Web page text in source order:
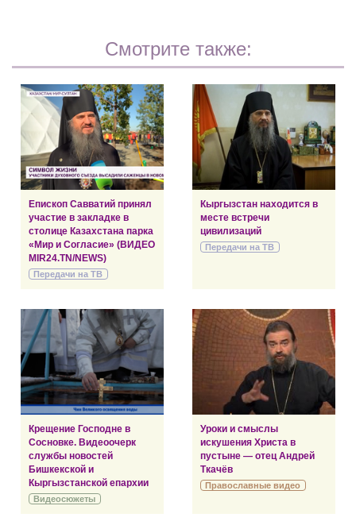
Смотрите также:
Епископ Савватий принял
участие в закладке в
столице Казахстана парка
«Мир и Согласие» (ВИДЕО
MIR24.TN/NEWS)
Передачи на ТВ
Кыргызстан находится в
месте встречи
цивилизаций
Передачи на ТВ
Крещение Господне в
Сосновке. Видеоочерк
службы новостей
Бишкекской и
Кыргызстанской епархии
Видеосюжеты
Уроки и смыслы
искушения Христа в
пустыне — отец Андрей
Ткачёв
Православные видео